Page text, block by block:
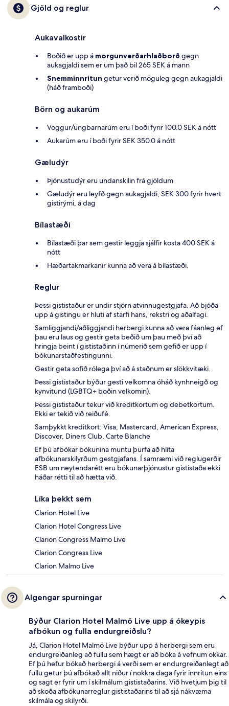
Gjöld og reglur
Aukavalkostir
Boðið er upp á morgunverðarhlaðborð gegn
aukagjaldi sem er um það bil 265 SEK á mann
Snemminnritun getur verið möguleg gegn aukagjaldi
(háð framboði)
Börn og aukarúm
Vöggur/ungbarnarúm eru í boði fyrir 100.0 SEK á nótt
Aukarúm eru í boði fyrir SEK 350.0 á nótt
Gæludýr
Þjónustudýr eru undanskilin frá gjöldum
Gæludýr eru leyfð gegn aukagjaldi, SEK 300 fyrir hvert
gistirými, á dag
Bílastæði
Bílastæði þar sem gestir leggja sjálfir kosta 400 SEK á
nótt
Hæðartakmarkanir kunna að vera á bílastæði.
Reglur
Þessi gististaður er undir stjórn atvinnugestgjafa. Að bjóða
upp á gistingu er hluti af starfi hans, rekstri og aðalfagi.
Samliggjandi/aðliggjandi herbergi kunna að vera fáanleg ef
þau eru laus og gestir geta beðið um þau með því að
hringja beint í gististaðinn í númerið sem gefið er upp í
bókunarstaðfestingunni.
Gestir geta sofið rólega því að á staðnum er slökkvitæki.
Þessi gististaður býður gesti velkomna óháð kynhneigð og
kynvitund (LGBTQ+ boðin velkomin).
Þessi gististaður tekur við kreditkortum og debetkortum.
Ekki er tekið við reiðufé.
Samþykkt kreditkort: Visa, Mastercard, American Express,
Discover, Diners Club, Carte Blanche
Ef þú afbókar bókunina muntu þurfa að hlíta
afbókunarskilyrðum gestgjafans. Í samræmi við reglugerðir
ESB um neytendarétt eru bókunarþjónustur gististaða ekki
háðar rétti til að hætta við.
Líka þekkt sem
Clarion Hotel Live
Clarion Hotel Congress Live
Clarion Congress Malmo Live
Clarion Congress Live
Clarion Malmo Live
Algengar spurningar
Býður Clarion Hotel Malmö Live upp á ókeypis
afbókun og fulla endurgreiðslu?
Já, Clarion Hotel Malmö Live býður upp á herbergi sem eru
endurgreiðanleg að fullu sem hægt er að bóka á vefnum okkar.
Ef þú hefur bókað herbergi á verði sem er endurgreiðanlegt að
fullu getur þú afbókað allt niður í nokkra daga fyrir innritun eins
og sagt er fyrir um í skilmálum gististaðarins. Við hvetjum þig til
að skoða afbókunarreglur gististaðarins til að sjá nákvæma
skilmála og skilyrði.